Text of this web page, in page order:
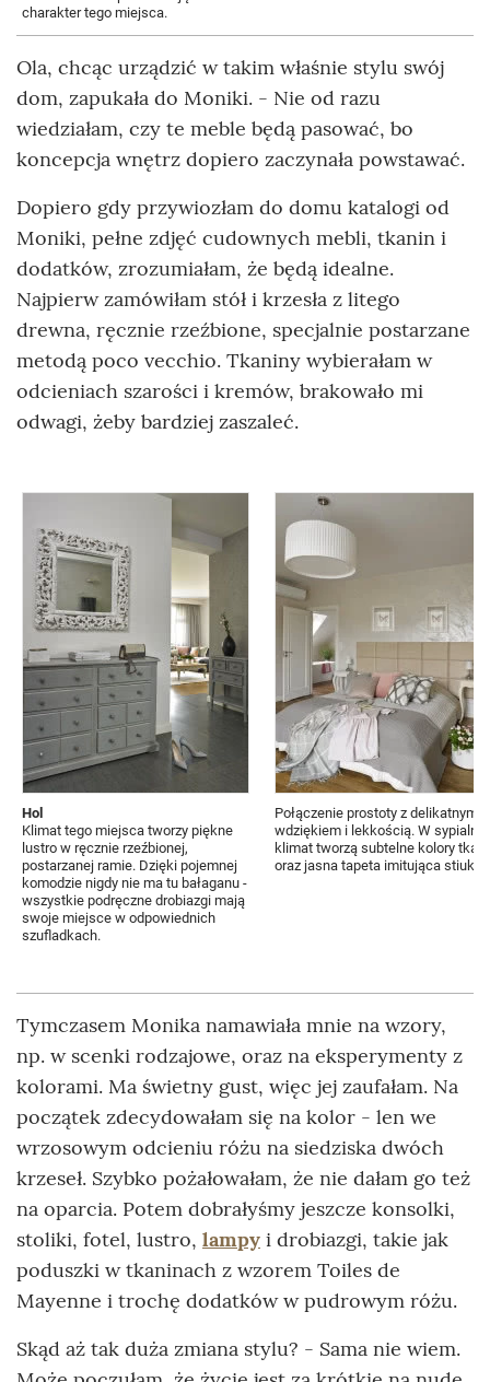
charakter tego miejsca.
Ola, chcąc urządzić w takim właśnie stylu swój
dom, zapukała do Moniki. - Nie od razu
wiedziałam, czy te meble będą pasować, bo
koncepcja wnętrz dopiero zaczynała powstawać.
Dopiero gdy przywiozłam do domu katalogi od
Moniki, pełne zdjęć cudownych mebli, tkanin i
dodatków, zrozumiałam, że będą idealne.
Najpierw zamówiłam stół i krzesła z litego
drewna, ręcznie rzeźbione, specjalnie postarzane
metodą poco vecchio. Tkaniny wybierałam w
odcieniach szarości i kremów, brakowało mi
odwagi, żeby bardziej zaszaleć.
Hol
Klimat tego miejsca tworzy piękne
lustro w ręcznie rzeźbionej,
postarzanej ramie. Dzięki pojemnej
komodzie nigdy nie ma tu bałaganu -
wszystkie podręczne drobiazgi mają
swoje miejsce w odpowiednich
szufladkach.
Połączenie prostoty z delikatnym
wdziękiem i lekkością. W sypialni
klimat tworzą subtelne kolory
oraz jasna tapeta imitująca stiuk.
Tymczasem Monika namawiała mnie na wzory,
np. w scenki rodzajowe, oraz na eksperymenty z
kolorami. Ma świetny gust, więc jej zaufałam. Na
początek zdecydowałam się na kolor - len we
wrzosowym odcieniu różu na siedziska dwóch
krzeseł. Szybko pożałowałam, że nie dałam go też
na oparcia. Potem dobrałyśmy jeszcze konsolki,
stoliki, fotel, lustro, lampy i drobiazgi, takie jak
poduszki w tkaninach z wzorem Toiles de
Mayenne i trochę dodatków w pudrowym różu.
Skąd aż tak duża zmiana stylu? - Sama nie wiem.